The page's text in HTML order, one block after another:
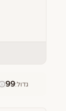
גדול:
99